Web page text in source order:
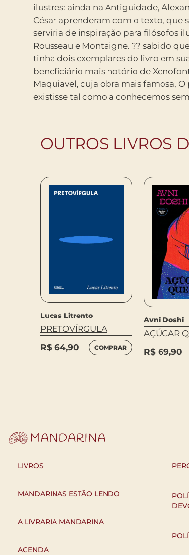
ilustres: ainda na Antiguidade,
César aprenderam com o texto, que
serviria de inspiração para filósofos
Rousseau e Montaigne. ?? sabido
tinha dois exemplares do livro em
beneficiário mais notório de
Maquiavel, cuja obra mais famosa,
existisse tal como a conhecemos
OUTROS LIVROS
Lucas Litrento
PRETOVÍRGULA
R$ 64,90 COMPRAR
Avni Doshi
AÇÚCAR
R$ 69,90
LIVROS
MANDARINAS ESTÃO LENDO
A LIVRARIA MANDARINA
AGENDA